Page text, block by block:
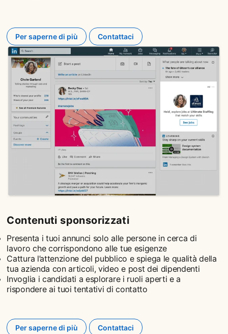
Per saperne di più Contattaci
Contenuti sponsorizzati
Presenta i tuoi annunci solo alle persone in cerca di
lavoro che corrispondono alle tue esigenze
Cattura l’attenzione del pubblico e spiega le qualità della
tua azienda con articoli, video e post dei dipendenti
Invoglia i candidati a esplorare i ruoli aperti e a
rispondere ai tuoi tentativi di contatto
Per saperne di più Contattaci